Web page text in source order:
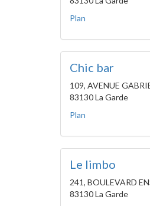
Plan
Chic bar
109, AVENUE
83130 La Garde
Plan
Le limbo
241, BOULEVARD
83130 La Garde